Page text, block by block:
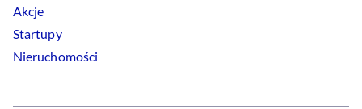
Akcje
Startupy
Nieruchomości